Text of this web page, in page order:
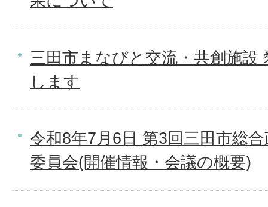
三田市まなびと交流・共創施設
します
令和8年7月6日 第3回三田市総
委員会(開催情報・会議の概要)